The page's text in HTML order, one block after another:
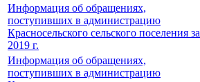
Информация об обращениях,
поступивших в администрацию
Красносельского сельского поселения за
2019 г.
Информация об обращениях,
поступивших в администрацию